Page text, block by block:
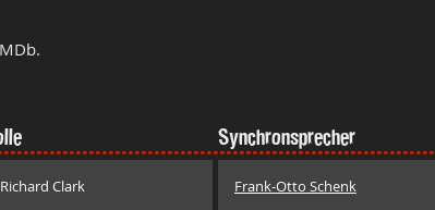
Synchronsprecher
Richard Clark Frank-Otto Schenk